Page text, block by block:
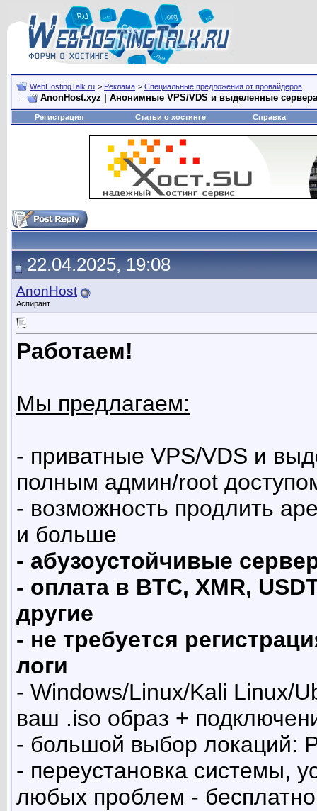
WebHostingTalk.ru > Реклама > Специальные предложения от провайдеров
AnonHost.xyz | Анонимные VPS/VDS и выделенные
Регистрация Статьи о хостинге Справка
22.04.2025, 19:08
AnonHost
Аспирант
Работаем!
Мы предлагаем:
- приватные VPS/VDS и
полным админ/root
- возможность продлить
и больше
- абузоустойчивые
- оплата в BTC, XMR,
другие
- не требуется
логи
- Windows/Linux/Kali Linux/
ваш .iso образ +
- большой выбор локаций:
- переустановка системы,
любых проблем - бесплатно